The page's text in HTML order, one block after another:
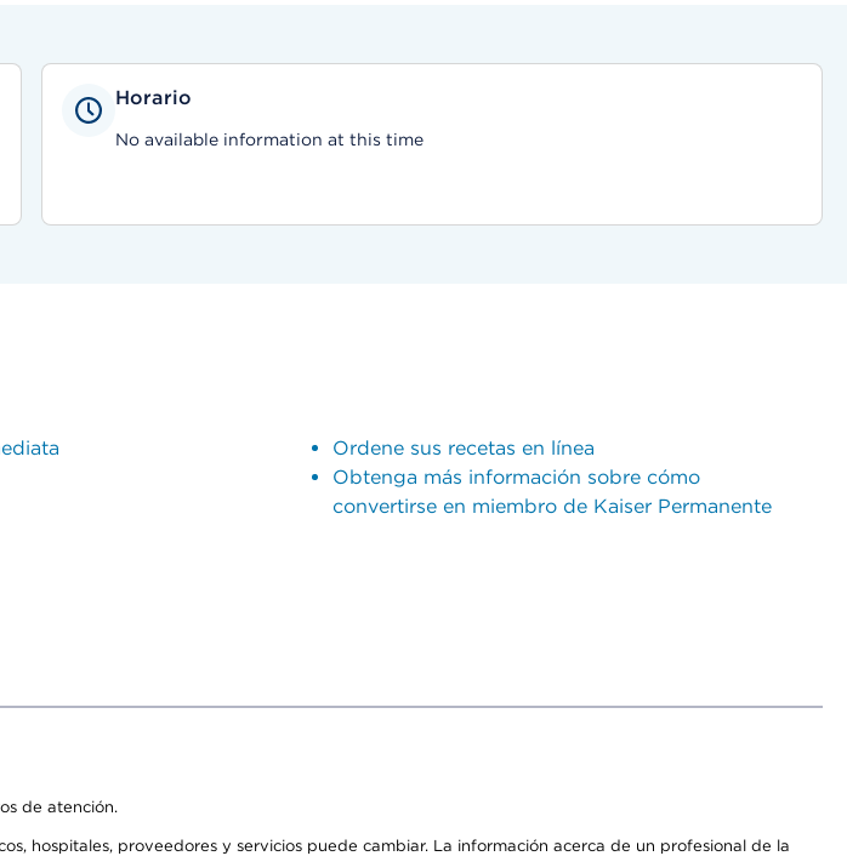
Horario
No available information at this time
Ordene sus recetas en línea
Obtenga más información sobre cómo
convertirse en miembro de Kaiser Permanente
de atención.
hospitales, proveedores y servicios puede cambiar. La información acerca de un profesional de la